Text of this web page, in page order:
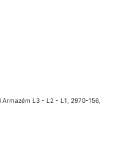
L3 - L2 - L1, 2970-156,